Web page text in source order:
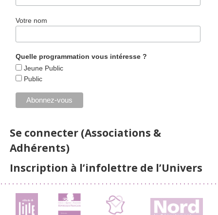
Votre nom
Quelle programmation vous intéresse ?
Jeune Public
Public
Se connecter (Associations &
Adhérents)
Inscription à l’infolettre de l’Univers